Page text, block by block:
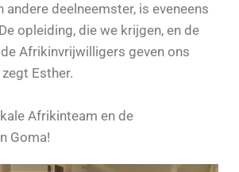
andere deelneemster, is eveneens
opleiding, die we krijgen, en de
Afrikinvrijwilligers geven ons
Esther.
Afrikinteam en de
Goma!